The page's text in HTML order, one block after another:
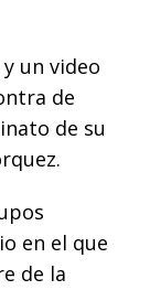
un video
de
de su
en el que
de la